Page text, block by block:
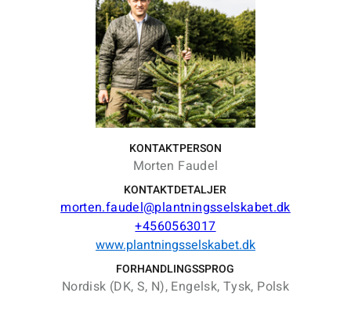
KONTAKTPERSON
Morten Faudel
KONTAKTDETALJER
morten.faudel@plantningsselskabet.dk
+4560563017
www.plantningsselskabet.dk
FORHANDLINGSSPROG
Nordisk (DK, S, N), Engelsk, Tysk, Polsk